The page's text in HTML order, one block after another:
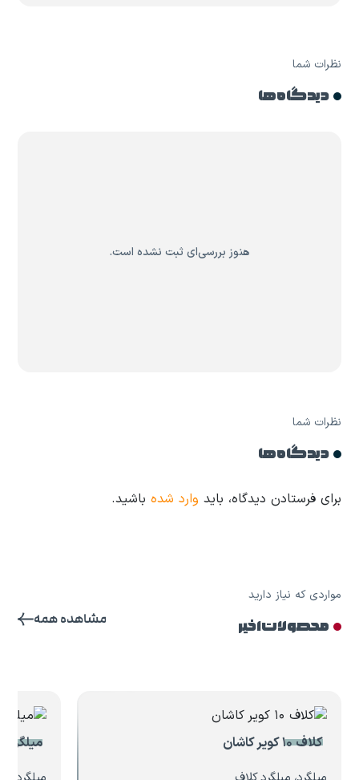
نظرات شما
دیدگاه ها
هنوز بررسی‌ای ثبت نشده است.
نظرات شما
دیدگاه ها
برای فرستادن دیدگاه، باید وارد شده باشید.
مواردی که نیاز دارید
محصولات اخیر مشاهده همه
کلاف ۱۰ کویر کاشان میلگرد کلاف